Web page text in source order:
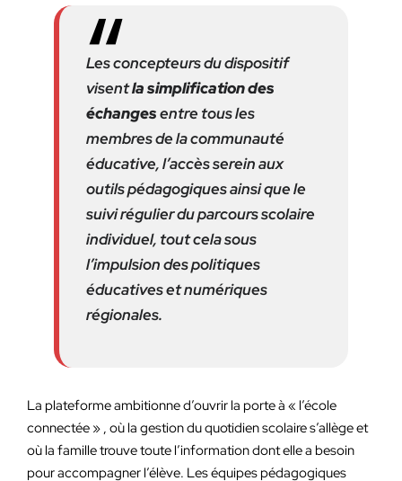
Les concepteurs du dispositif
visentla simplification des
échangesentre tous les
membres de la communauté
éducative, l’accès serein aux
outils pédagogiques ainsi que le
suivi régulier du parcours scolaire
individuel, tout cela sous
l’impulsion des politiques
éducatives et numériques
régionales.
La plateforme ambitionne d’ouvrir la porte à « l’école
connectée » , où la gestion du quotidien scolaire s’allège et
où la famille trouve toute l’information dont elle a besoin
pour accompagner l’élève. Les équipes pédagogiques